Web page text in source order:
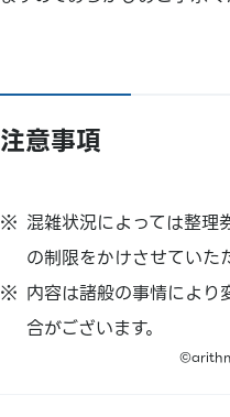
注意事項
混雑状況によっては整理
の制限をかけさせていた
内容は諸般の事情により
合がございます。